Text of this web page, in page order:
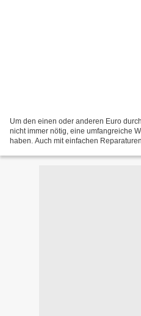
Um den einen oder anderen Euro
nicht immer nötig, eine umfangreiche
haben. Auch mit einfachen